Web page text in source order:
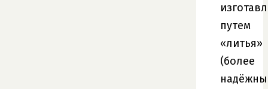
путем
«литья»
(более